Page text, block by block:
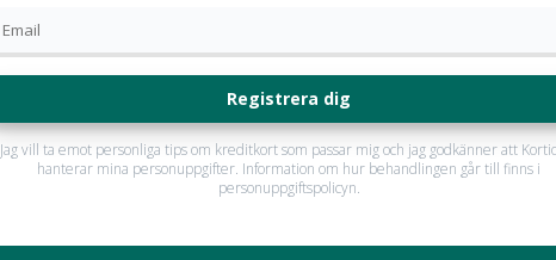
Registrera dig
Jag vill ta emot personliga tips om kreditkort som passar mig och jag godkänner att
hanterar mina personuppgifter. Information om hur behandlingen går till finns i
personuppgiftspolicyn.